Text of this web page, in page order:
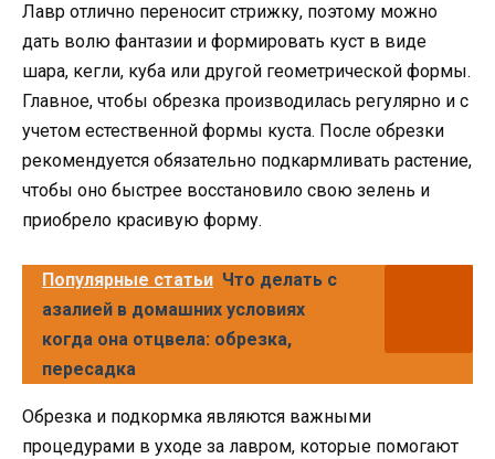
Лавр отлично переносит стрижку, поэтому можно
дать волю фантазии и формировать куст в виде
шара, кегли, куба или другой геометрической формы.
Главное, чтобы обрезка производилась регулярно и с
учетом естественной формы куста. После обрезки
рекомендуется обязательно подкармливать растение,
чтобы оно быстрее восстановило свою зелень и
приобрело красивую форму.
Популярные статьи Что делать с
азалией в домашних условиях
когда она отцвела: обрезка,
пересадка
Обрезка и подкормка являются важными
процедурами в уходе за лавром, которые помогают